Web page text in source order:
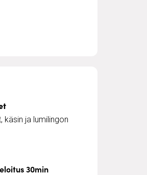
ja hiekoitukset
käsin ja lumilingon
30min